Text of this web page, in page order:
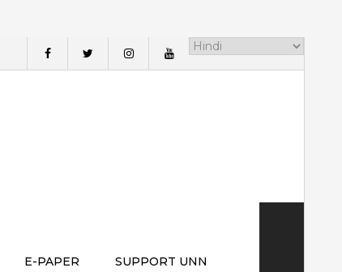
E-PAPER SUPPORT UNN